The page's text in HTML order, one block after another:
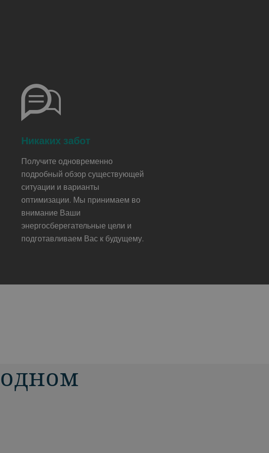
Никаких забот
Получите одновременно
подробный обзор существующей
ситуации и варианты
оптимизации. Мы принимаем во
внимание Ваши
энергосберегательные цели и
подготавливаем Вас к будущему.